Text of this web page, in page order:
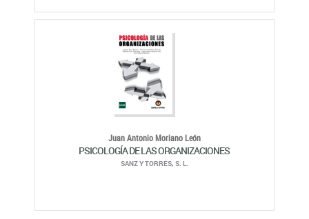
Juan Antonio Moriano León
PSICOLOGÍA DE LAS ORGANIZACIONES
SANZ Y TORRES, S. L.